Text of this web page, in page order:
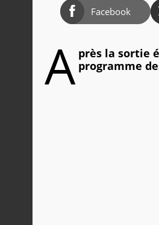
Facebook
A près la sortie
programme